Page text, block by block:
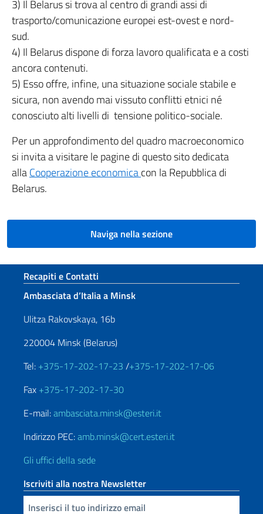
3) Il Belarus si trova al centro di grandi assi di
trasporto/comunicazione europei est-ovest e nord-
sud.
4) Il Belarus dispone di forza lavoro qualificata e a costi
ancora contenuti.
5) Esso offre, infine, una situazione sociale stabile e
sicura, non avendo mai vissuto conflitti etnici né
conosciuto alti livelli di tensione politico-sociale.
Per un approfondimento del quadro macroeconomico
si invita a visitare le pagine di questo sito dedicata
allaCooperazione economicacon la Repubblica di
Belarus.
Naviga nella sezione
Sezione footer
Recapiti e Contatti
Ambasciata d’Italia a Minsk
Ulitza Rakovskaya, 16b
220004 Minsk (Belarus)
Tel: +375-17-202-17-23 /+375-17-202-17-06
Fax +375-17-202-17-30
E-mail:ambasciata.minsk@esteri.it
Indirizzo PEC:amb.minsk@cert.esteri.it
Gli uffici della sede
Iscriviti alla nostra Newsletter
Inserisci la tua email